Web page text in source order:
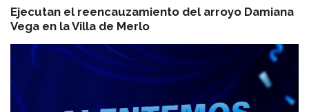
Ejecutan el reencauzamiento del arroyo Damiana
Vega en la Villa de Merlo